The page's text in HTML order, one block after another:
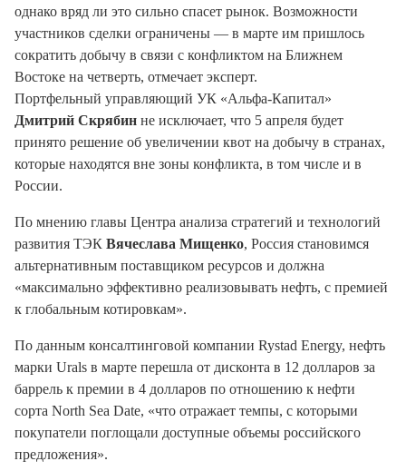
однако вряд ли это сильно спасет рынок. Возможности
участников сделки ограничены — в марте им пришлось
сократить добычу в связи с конфликтом на Ближнем
Востоке на четверть, отмечает эксперт.
Портфельный управляющий УК «Альфа-Капитал»
Дмитрий Скрябин не исключает, что 5 апреля будет
принято решение об увеличении квот на добычу в странах,
которые находятся вне зоны конфликта, в том числе и в
России.
По мнению главы Центра анализа стратегий и технологий
развития ТЭК Вячеслава Мищенко, Россия становимся
альтернативным поставщиком ресурсов и должна
«максимально эффективно реализовывать нефть, с премией
к глобальным котировкам».
По данным консалтинговой компании Rystad Energy, нефть
марки Urals в марте перешла от дисконта в 12 долларов за
баррель к премии в 4 долларов по отношению к нефти
сорта North Sea Date, «что отражает темпы, с которыми
покупатели поглощали доступные объемы российского
предложения».